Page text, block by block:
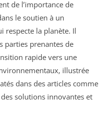
de l’importance de
le soutien à un
respecte la planète. Il
parties prenantes de
rapide vers une
illustrée
dans des articles comme
solutions innovantes et